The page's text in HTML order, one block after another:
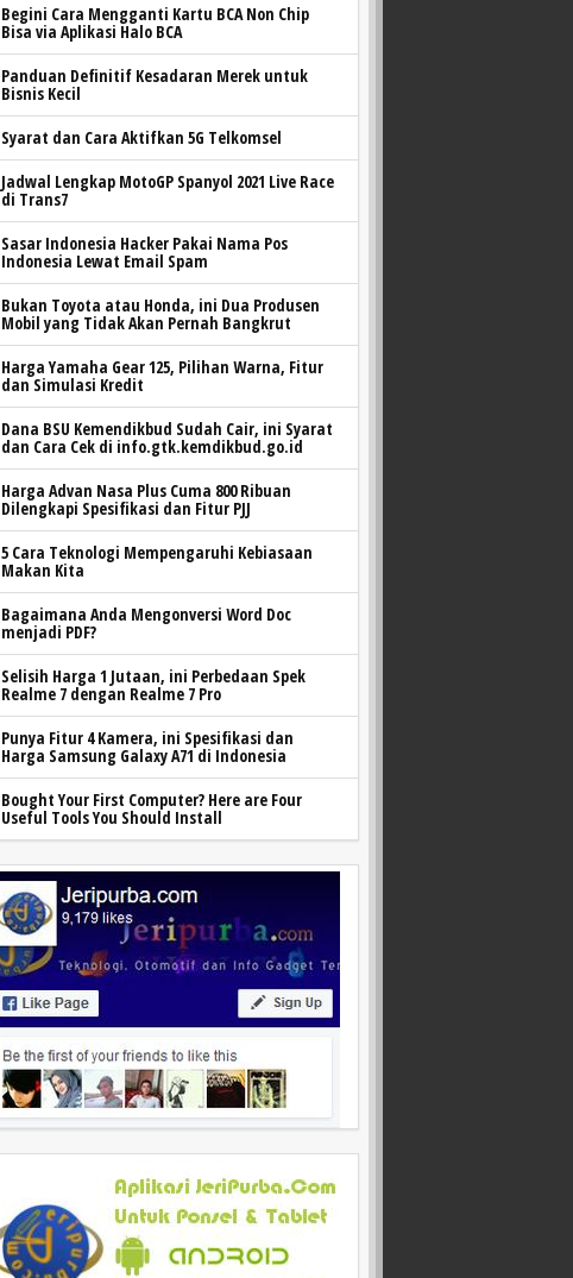
Begini Cara Mengganti Kartu BCA Non Chip
Bisa via Aplikasi Halo BCA
Panduan Definitif Kesadaran Merek untuk
Bisnis Kecil
Syarat dan Cara Aktifkan 5G Telkomsel
Jadwal Lengkap MotoGP Spanyol 2021 Live Race
di Trans7
Sasar Indonesia Hacker Pakai Nama Pos
Indonesia Lewat Email Spam
Bukan Toyota atau Honda, ini Dua Produsen
Mobil yang Tidak Akan Pernah Bangkrut
Harga Yamaha Gear 125, Pilihan Warna, Fitur
dan Simulasi Kredit
Dana BSU Kemendikbud Sudah Cair, ini Syarat
dan Cara Cek di info.gtk.kemdikbud.go.id
Harga Advan Nasa Plus Cuma 800 Ribuan
Dilengkapi Spesifikasi dan Fitur PJJ
5 Cara Teknologi Mempengaruhi Kebiasaan
Makan Kita
Bagaimana Anda Mengonversi Word Doc
menjadi PDF?
Selisih Harga 1 Jutaan, ini Perbedaan Spek
Realme 7 dengan Realme 7 Pro
Punya Fitur 4 Kamera, ini Spesifikasi dan
Harga Samsung Galaxy A71 di Indonesia
Bought Your First Computer? Here are Four
Useful Tools You Should Install